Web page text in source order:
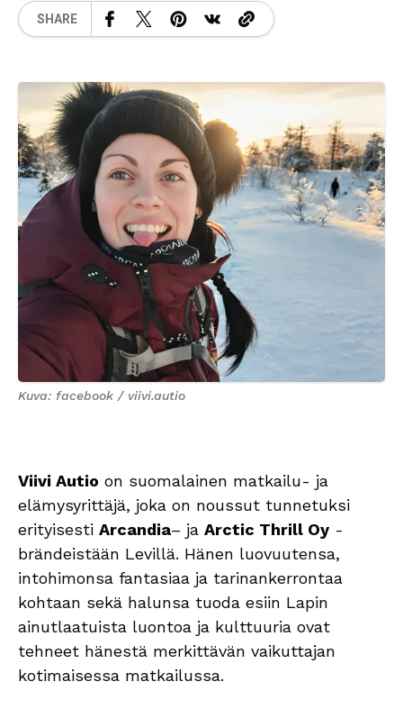
SHARE
Kuva: facebook / viivi.autio
Viivi Autio on suomalainen matkailu- ja
elämysyrittäjä, joka on noussut tunnetuksi
erityisesti Arcandia– ja Arctic Thrill Oy -
brändeistään Levillä. Hänen luovuutensa,
intohimonsa fantasiaa ja tarinankerrontaa
kohtaan sekä halunsa tuoda esiin Lapin
ainutlaatuista luontoa ja kulttuuria ovat
tehneet hänestä merkittävän vaikuttajan
kotimaisessa matkailussa.